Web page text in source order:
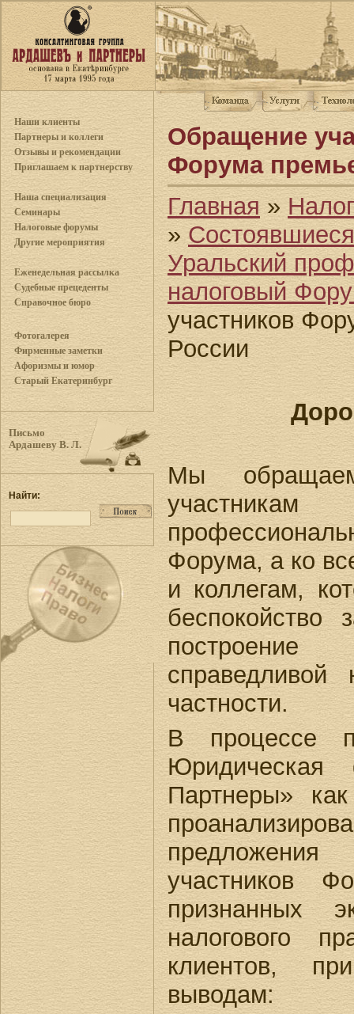
Наши клиенты
Партнеры и коллеги
Отзывы и рекомендации
Приглашаем к партнерству
Наша специализация
Семинары
Налоговые форумы
Другие мероприятия
Еженедельная рассылка
Судебные прецеденты
Справочное бюро
Фотогалерея
Фирменные заметки
Афоризмы и юмор
Старый Екатеринбург
Письмо
Ардашеву В. Л.
Найти:
Обращение
Форума
Главная »
»
Уральский
налоговый
участников
России
Мы
Форума, а ко
и коллегам,
справедливой
частности.
В процессе
Партнеры»
участников
признанных
налогового
клиентов,
выводам: